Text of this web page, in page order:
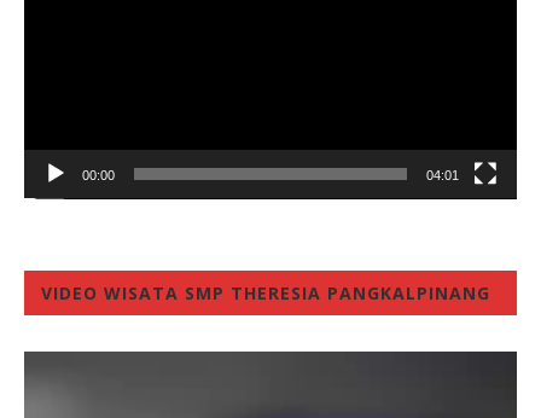
00:00 04:01
VIDEO WISATA SMP THERESIA PANGKALPINANG